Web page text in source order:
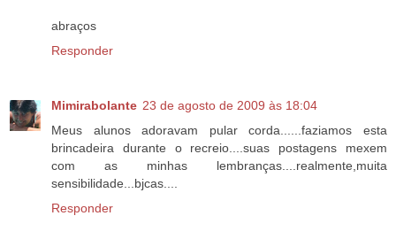
abraços
Responder
Mimirabolante 23 de agosto de 2009 às 18:04
Meus alunos adoravam pular corda......faziamos esta
brincadeira durante o recreio....suas postagens mexem
com as minhas lembranças....realmente,muita
sensibilidade...bjcas....
Responder